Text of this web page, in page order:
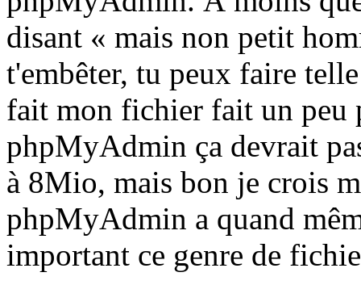
disant « mais non petit
t'embêter, tu peux faire
fait mon fichier fait un peu
phpMyAdmin ça devrait
à 8Mio, mais bon je crois
phpMyAdmin a quand
important ce genre de